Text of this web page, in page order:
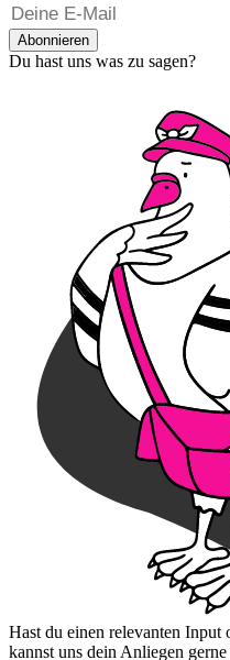
Abonnieren
Du hast uns was zu sagen?
Hast du einen relevanten Input
kannst uns dein Anliegen